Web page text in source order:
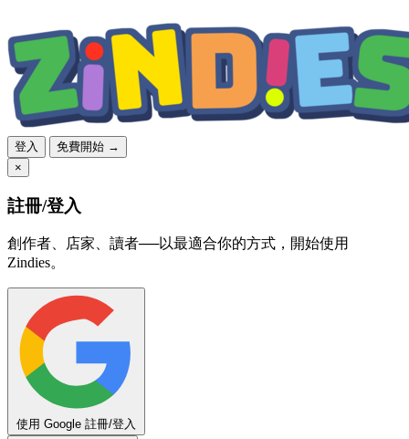
登入
免費開始 →
×
註冊/登入
創作者、店家、讀者──以最適合你的方式，開始使用
Zindies。
使用 Google 註冊/登入